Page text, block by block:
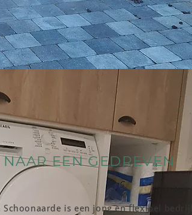
EEN GEDREVEN
Schoonaarde is een jong en flexibel bedrijf.